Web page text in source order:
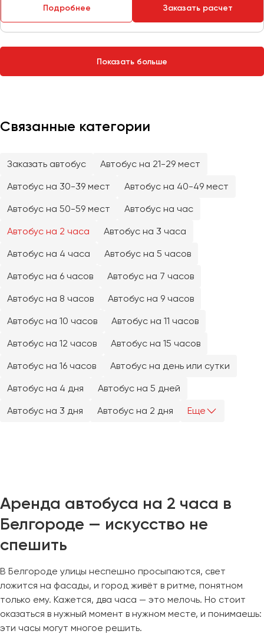
Подробнее Заказать расчет
Показать больше
Связанные категории
Заказать автобус
Автобус на 21-29 мест
Автобус на 30-39 мест
Автобус на 40-49 мест
Автобус на 50-59 мест
Автобус на час
Автобус на 2 часа
Автобус на 3 часа
Автобус на 4 часа
Автобус на 5 часов
Автобус на 6 часов
Автобус на 7 часов
Автобус на 8 часов
Автобус на 9 часов
Автобус на 10 часов
Автобус на 11 часов
Автобус на 12 часов
Автобус на 15 часов
Автобус на 16 часов
Автобус на день или сутки
Автобус на 4 дня
Автобус на 5 дней
Автобус на 3 дня
Автобус на 2 дня Еще
Аренда автобуса на 2 часа в
Белгороде — искусство не
спешить
В Белгороде улицы неспешно просыпаются, свет
ложится на фасады, и город живёт в ритме, понятном
только ему. Кажется, два часа — это мелочь. Но стоит
оказаться в нужный момент в нужном месте, и понимаешь:
эти часы могут многое решить.
Тверь
Тольятти
Улан-Удэ
Уфа
Феодосия
Чебоксары
Челябинск
Чита
Ярославль